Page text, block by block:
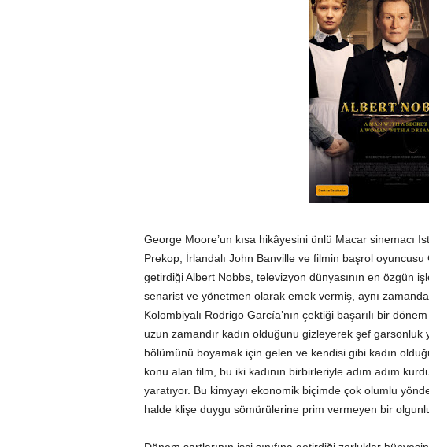
George Moore’un kısa hikâyesini ünlü Macar sinemacı
Prekop, İrlandalı John Banville ve filmin başrol
getirdiği Albert Nobbs, televizyon dünyasının en özgün
senarist ve yönetmen olarak emek vermiş, aynı
Kolombiyalı Rodrigo García’nın çektiği başarılı bir
uzun zamandır kadın olduğunu gizleyerek şef
bölümünü boyamak için gelen ve kendisi gibi kadın
konu alan film, bu iki kadının birbirleriyle adım adım
yaratıyor. Bu kimyayı ekonomik biçimde çok olumlu
halde klişe duygu sömürülerine prim vermeyen bir